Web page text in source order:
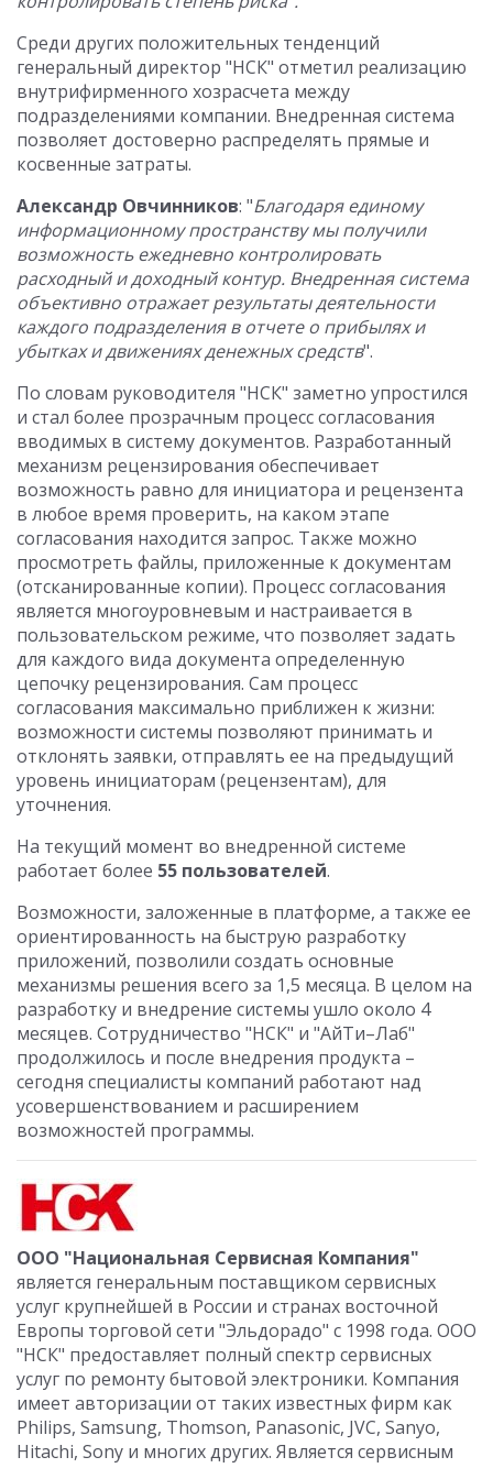
Среди других положительных тенденций
генеральный директор "НСК" отметил реализацию
внутрифирменного хозрасчета между
подразделениями компании. Внедренная система
позволяет достоверно распределять прямые и
косвенные затраты.
Александр Овчинников: "Благодаря единому
информационному пространству мы получили
возможность ежедневно контролировать
расходный и доходный контур. Внедренная система
объективно отражает результаты деятельности
каждого подразделения в отчете о прибылях и
убытках и движениях денежных средств".
По словам руководителя "НСК" заметно упростился
и стал более прозрачным процесс согласования
вводимых в систему документов. Разработанный
механизм рецензирования обеспечивает
возможность равно для инициатора и рецензента
в любое время проверить, на каком этапе
согласования находится запрос. Также можно
просмотреть файлы, приложенные к документам
(отсканированные копии). Процесс согласования
является многоуровневым и настраивается в
пользовательском режиме, что позволяет задать
для каждого вида документа определенную
цепочку рецензирования. Сам процесс
согласования максимально приближен к жизни:
возможности системы позволяют принимать и
отклонять заявки, отправлять ее на предыдущий
уровень инициаторам (рецензентам), для
уточнения.
На текущий момент во внедренной системе
работает более 55 пользователей.
Возможности, заложенные в платформе, а также ее
ориентированность на быструю разработку
приложений, позволили создать основные
механизмы решения всего за 1,5 месяца. В целом на
разработку и внедрение системы ушло около 4
месяцев. Сотрудничество "НСК" и "АйТи–Лаб"
продолжилось и после внедрения продукта –
сегодня специалисты компаний работают над
усовершенствованием и расширением
возможностей программы.
ООО "Национальная Сервисная Компания"
является генеральным поставщиком сервисных
услуг крупнейшей в России и странах восточной
Европы торговой сети "Эльдорадо" c 1998 года. ООО
"НСК" предоставляет полный спектр сервисных
услуг по ремонту бытовой электроники. Компания
имеет авторизации от таких известных фирм как
Philips, Samsung, Thomson, Panasonic, JVC, Sanyo,
Hitachi, Sony и многих других. Является сервисным